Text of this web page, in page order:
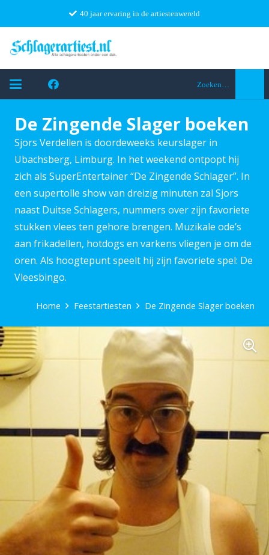
40 jaar ervaring in de artiestenwereld
Zoeken…
De Zingende Slager boeken
Sjors Verdellen is doordeweeks keurslager in
Ubachsberg, Limburg. In het weekend ontpopt hij
zich als SuperEntertainer “De Zingende Schlager”. In
een supertolle show van dreizig minuten zal Sjors
naast Duitse Schlagers, nummers over zijn favoriete
stukken vlees ten gehore brengen. Muzikale ode’s
aan frikadellen, hotdogs en varkens vliegen je om de
oren. Als hoogtepunt speelt hij zijn favoriete spel: De
Vleesbingo.
Home Feestartiesten De Zingende Slager boeken